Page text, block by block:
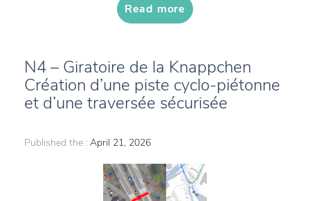
Read more
N4 – Giratoire de la Knappchen
Création d’une piste cyclo-piétonne
et d’une traversée sécurisée
Published the : April 21, 2026